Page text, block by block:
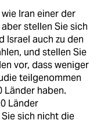
Iran einer der
stellen Sie sich
Israel auch zu den
und stellen Sie
vor, dass weniger
teilgenommen
Länder haben.
Länder
sich nicht die